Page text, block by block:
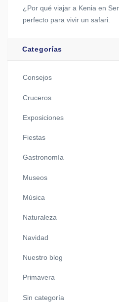
¿Por qué viajar a Kenia en
perfecto para vivir un safari.
Categorías
Consejos
Cruceros
Exposiciones
Fiestas
Gastronomía
Museos
Música
Naturaleza
Navidad
Nuestro blog
Primavera
Sin categoría